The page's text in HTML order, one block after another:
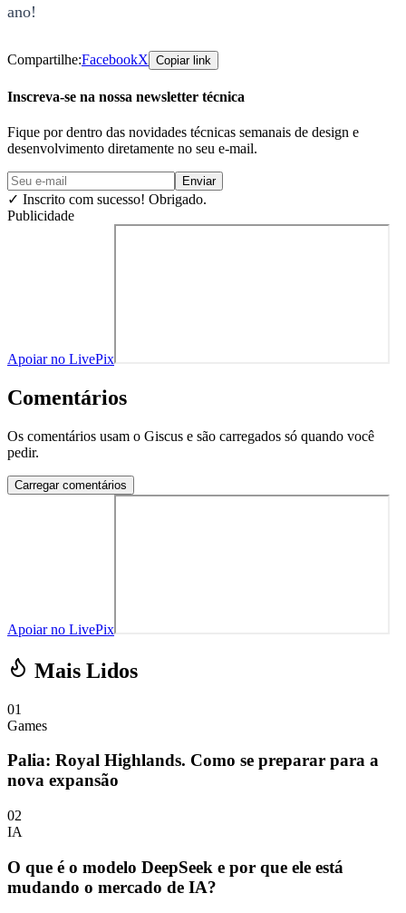
ano!
Compartilhe:FacebookX Copiar link
Inscreva-se na nossa newsletter técnica
Fique por dentro das novidades técnicas semanais de design e
desenvolvimento diretamente no seu e-mail.
Enviar
✓ Inscrito com sucesso! Obrigado.
Publicidade
Apoiar no LivePix
Comentários
Os comentários usam o Giscus e são carregados só quando você
pedir.
Carregar comentários
Apoiar no LivePix
Mais Lidos
01
Games
Palia: Royal Highlands. Como se preparar para a
nova expansão
02
IA
O que é o modelo DeepSeek e por que ele está
mudando o mercado de IA?